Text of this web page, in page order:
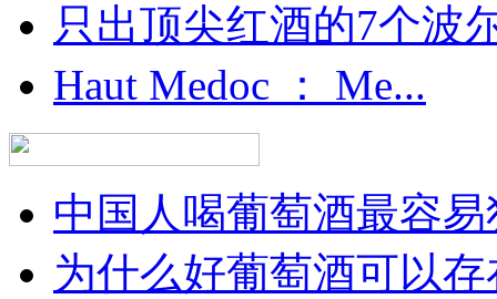
只出顶尖红酒的7个波
Haut Medoc ： Me...
中国人喝葡萄酒最容
为什么好葡萄酒可以